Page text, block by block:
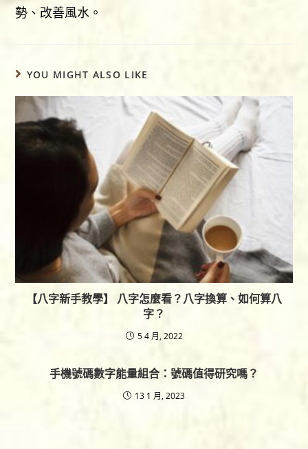
勢、改善風水。
YOU MIGHT ALSO LIKE
【八字新手教學】 八字怎麼看？八字換算、如何算八
字？
5 4 月, 2022
手機號碼數字能量組合：號碼值得研究嗎？
13 1 月, 2023